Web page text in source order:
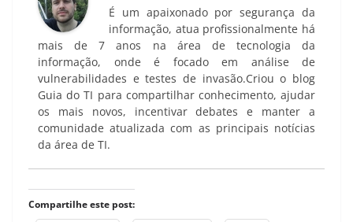
É um apaixonado por segurança da
informação, atua profissionalmente há
mais de 7 anos na área de tecnologia da
informação, onde é focado em análise de
vulnerabilidades e testes de invasão.Criou o blog
Guia do TI para compartilhar conhecimento, ajudar
os mais novos, incentivar debates e manter a
comunidade atualizada com as principais notícias
da área de TI.
Compartilhe este post: